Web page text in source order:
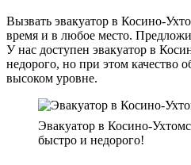
Вызвать эвакуатор в Косино-
время и в любое место.
У нас доступен эвакуатор в
недорого, но при этом качество
высоком уровне.
Эвакуатор в Косино-
быстро и недорого!